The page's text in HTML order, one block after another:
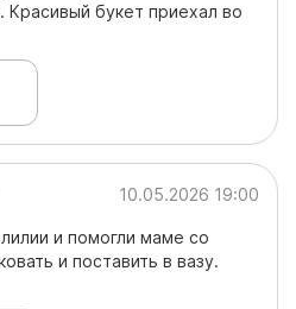
Красивый букет приехал во
10.05.2026 19:00
и помогли маме со
и поставить в вазу.